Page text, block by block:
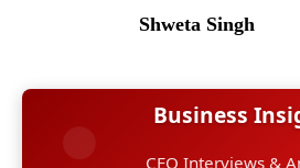
Shweta Singh
Business
CEO Interviews &